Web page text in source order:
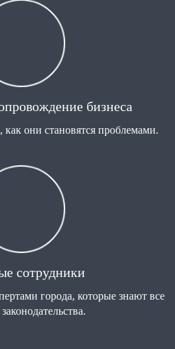
бизнеса
они становятся проблемами.
сотрудники
города, которые знают все